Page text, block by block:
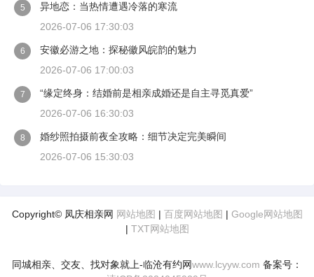
5
异地恋：当热情遭遇冷落的寒流
2026-07-06 17:30:03
6
安徽必游之地：探秘徽风皖韵的魅力
2026-07-06 17:00:03
7
“缘定终身：结婚前是相亲成婚还是自主寻觅真爱”
2026-07-06 16:30:03
8
婚纱照拍摄前夜全攻略：细节决定完美瞬间
2026-07-06 15:30:03
Copyright© 凤庆相亲网 网站地图 | 百度网站地图 | Google网站地图
| TXT网站地图
同城相亲、交友、找对象就上-临沧有约网www.lcyyw.com 备案号：